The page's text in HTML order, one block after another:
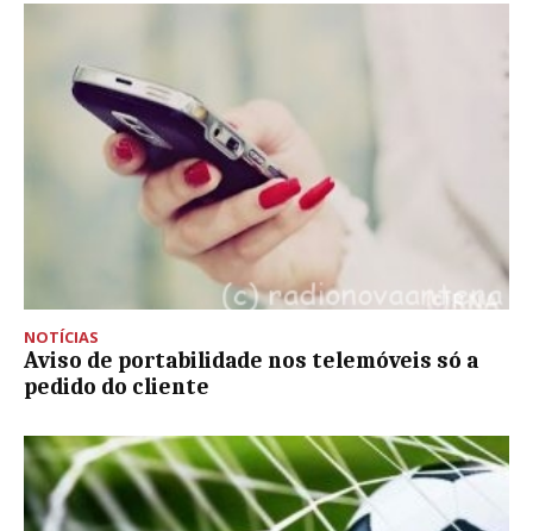
NOTÍCIAS
Aviso de portabilidade nos telemóveis só a
pedido do cliente